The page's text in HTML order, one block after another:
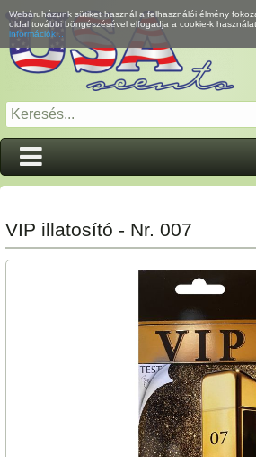
Webáruházunk sütiket használ a felhasználói élmény
oldal további böngészésével elfogadja a cookie-k
információk...
VIP illatosító - Nr. 007